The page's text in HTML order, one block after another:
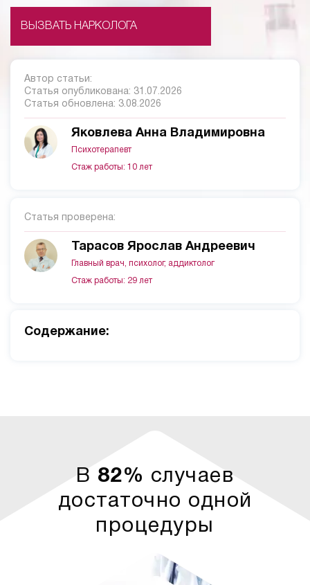
ВЫЗВАТЬ НАРКОЛОГА
Cодержание:
Автор статьи:
Статья опубликована: 31.07.2026
Статья обновлена: 3.08.2026
Яковлева Анна Владимировна
Психотерапевт
Стаж работы: 10 лет
Статья проверена:
Тарасов Ярослав Андреевич
Главный врач, психолог, аддиктолог
Стаж работы: 29 лет
В 82% случаев
достаточно одной
процедуры